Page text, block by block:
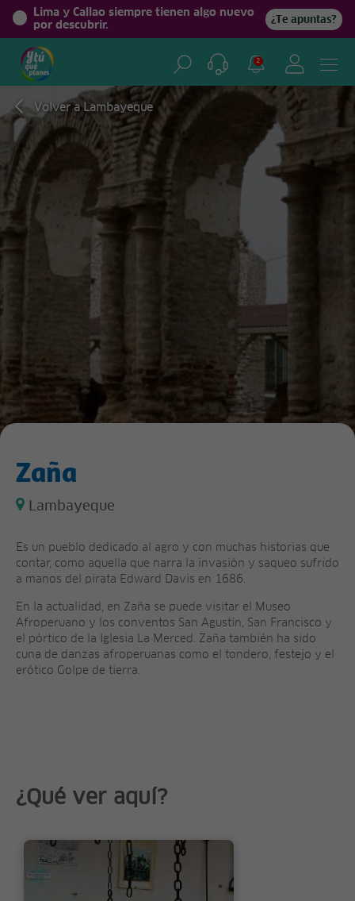
Lima y Callao siempre tienen algo nuevo
por descubrir.
¿Te apuntas?
2
Volver a Lambayeque
Zaña
Lambayeque
Es un pueblo dedicado al agro y con muchas historias que
contar, como aquella que narra la invasión y saqueo sufrido
a manos del pirata Edward Davis en 1686.
En la actualidad, en Zaña se puede visitar el Museo
Afroperuano y los conventos San Agustín, San Francisco y
el pórtico de la Iglesia La Merced. Zaña también ha sido
cuna de danzas afroperuanas como el tondero, festejo y el
erótico Golpe de tierra.
¿Qué ver aquí?